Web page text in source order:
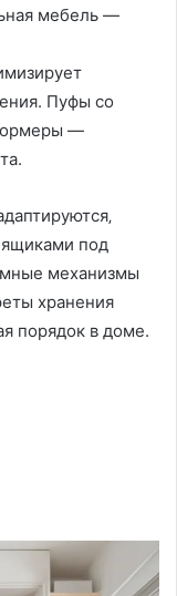
мебель —
Пуфы со
—
ящиками под
механизмы
хранения
порядок в доме.